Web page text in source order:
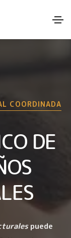
COORDINADA
DE
puede